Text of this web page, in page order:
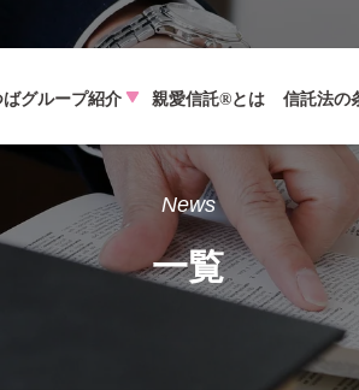
ばグループ紹介 親愛信託®とは 信託法の
News
一覧